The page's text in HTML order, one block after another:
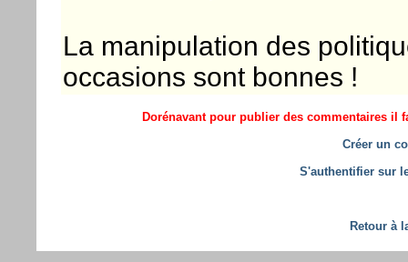
La manipulation des
occasions sont bonnes !
Dorénavant pour publier des commentaires il
Créer un
S'authentifier sur
Retour à